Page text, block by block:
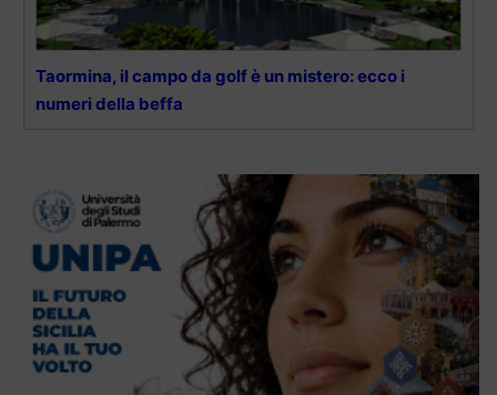
Taormina, il campo da golf è un mistero: ecco i
numeri della beffa